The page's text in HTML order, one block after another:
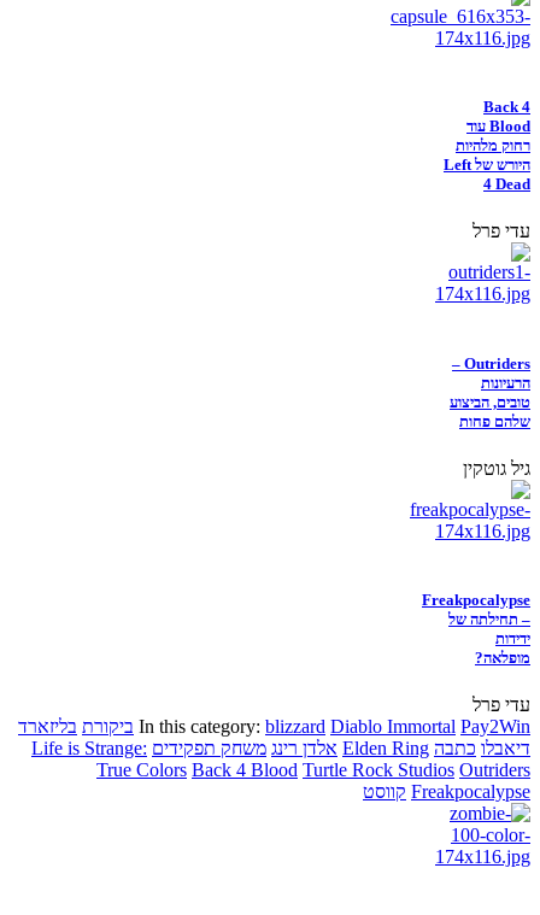
Back 4
Blood עוד
רחוק מלהיות
היורש של Left
4 Dead
עדי פרל
Outriders –
הרעיונות
טובים, הביצוע
שלהם פחות
גיל גוטקין
Freakpocalypse
– תחילתה של
ידידות
מופלאה?
עדי פרל
In this category: blizzard Diablo Immortal Pay2Win ביקורת בליזארד
דיאבלו כתבה Elden Ring אלדן רינג משחק תפקידים Life is Strange:
True Colors Back 4 Blood Turtle Rock Studios Outriders
Freakpocalypse קווסט